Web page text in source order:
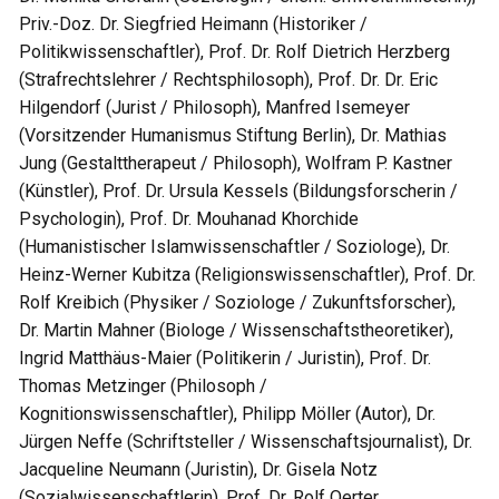
Priv.-Doz. Dr. Siegfried Heimann (Historiker /
Politikwissenschaftler), Prof. Dr. Rolf Dietrich Herzberg
(Strafrechtslehrer / Rechtsphilosoph), Prof. Dr. Dr. Eric
Hilgendorf (Jurist / Philosoph), Manfred Isemeyer
(Vorsitzender Humanismus Stiftung Berlin), Dr. Mathias
Jung (Gestalttherapeut / Philosoph), Wolfram P. Kastner
(Künstler), Prof. Dr. Ursula Kessels (Bildungsforscherin /
Psychologin), Prof. Dr. Mouhanad Khorchide
(Humanistischer Islamwissenschaftler / Soziologe), Dr.
Heinz-Werner Kubitza (Religionswissenschaftler), Prof. Dr.
Rolf Kreibich (Physiker / Soziologe / Zukunftsforscher),
Dr. Martin Mahner (Biologe / Wissenschaftstheoretiker),
Ingrid Matthäus-Maier (Politikerin / Juristin), Prof. Dr.
Thomas Metzinger (Philosoph /
Kognitionswissenschaftler), Philipp Möller (Autor), Dr.
Jürgen Neffe (Schriftsteller / Wissenschaftsjournalist), Dr.
Jacqueline Neumann (Juristin), Dr. Gisela Notz